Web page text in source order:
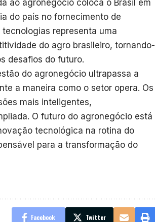
ao agronegócio coloca o Brasil em
do país no fornecimento de
representa uma
do agro brasileiro, tornando-
desafios do futuro.
do agronegócio ultrapassa a
a maneira como o setor opera. Os
mais inteligentes,
O futuro do agronegócio está
tecnológica na rotina do
para a transformação do
Facebook Twitter